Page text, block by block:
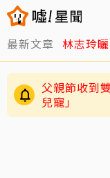
最新文章 林志玲
父親節收到
兒寵」